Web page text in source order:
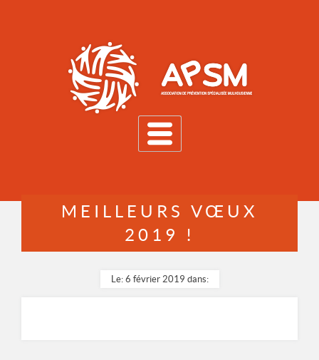
MEILLEURS VŒUX
2019 !
Le: 6 février 2019 dans: